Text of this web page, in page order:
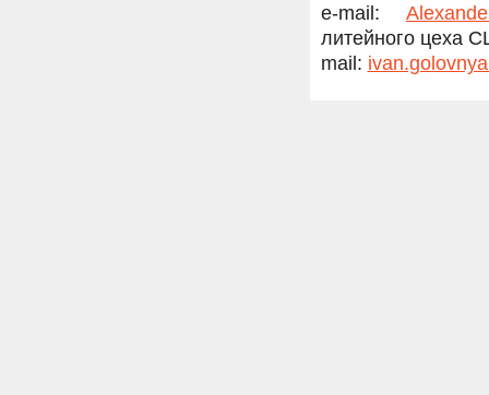
e-mail:
литейного цеха
mail: